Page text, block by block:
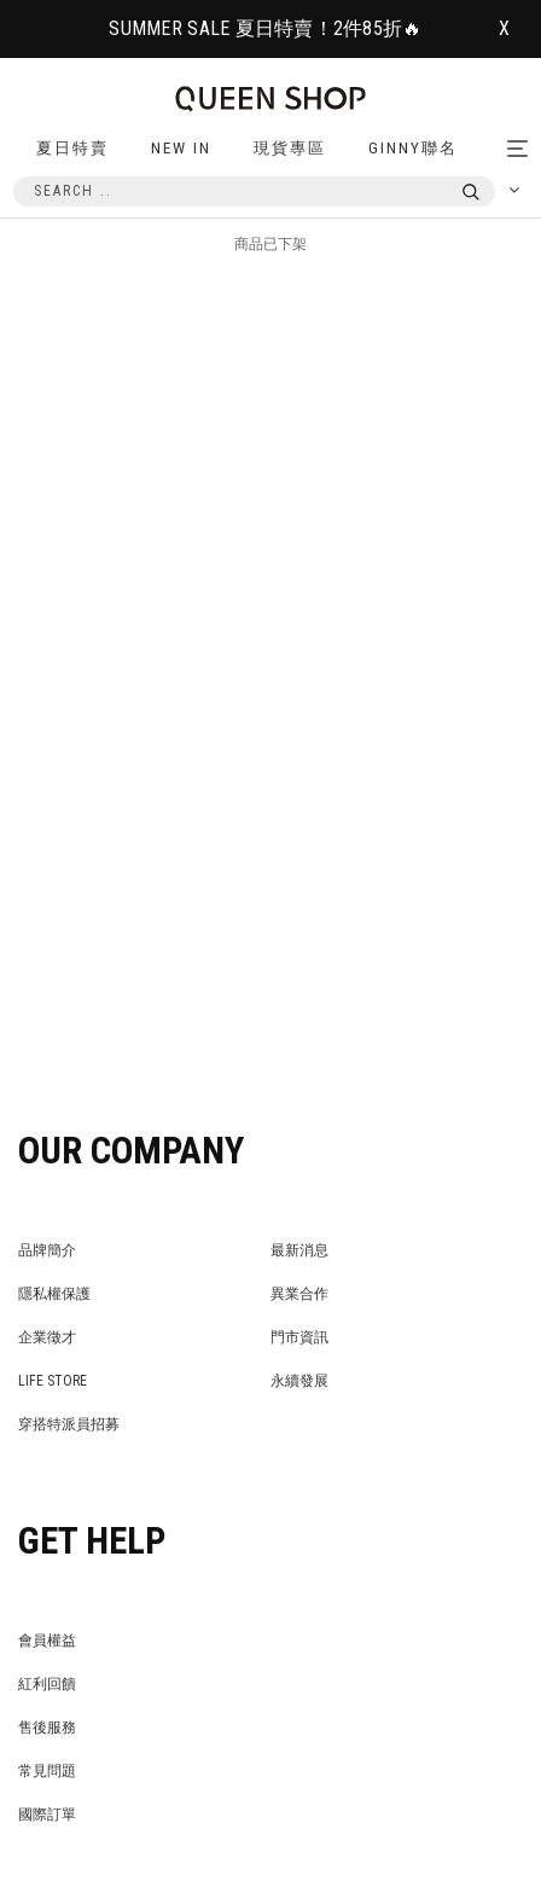
SUMMER SALE 夏日特賣！2件85折🔥 X
夏日特賣 NEW IN 現貨專區 GINNY聯名
商品已下架
OUR COMPANY
品牌簡介
最新消息
隱私權保護
異業合作
企業徵才
門市資訊
LIFE STORE
永續發展
穿搭特派員招募
GET HELP
會員權益
紅利回饋
售後服務
常見問題
國際訂單